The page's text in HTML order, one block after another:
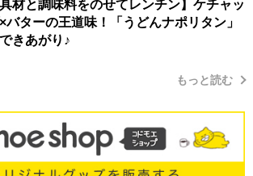
具材と調味料をのせてレンチン】ケチャッ
バターの王道味！「うどんナポリタン」
きあがり♪
もっと読む